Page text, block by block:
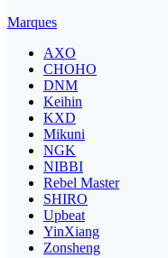
Marques
AXO
CHOHO
DNM
Keihin
KXD
Mikuni
NGK
NIBBI
Rebel Master
SHIRO
Upbeat
YinXiang
Zonsheng